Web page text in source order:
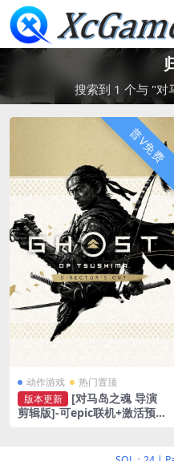
搜索到 1 个与 "对
普V免费
动作游戏 热门置顶
版本更新
[对马岛之魂 导演
剪辑版]-可epic联机+激活预购